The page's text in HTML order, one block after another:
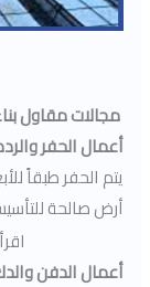
مجالات مقاول
أعمال الحفر
يتم الحفر طبقاً
أرض صالحة
أعمال الدفن